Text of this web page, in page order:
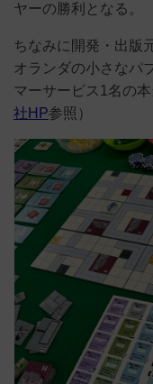
ヤーの勝利となる。
ちなみに開発・出版
オランダの小さなパ
マーサービス1名の
社HP参照）